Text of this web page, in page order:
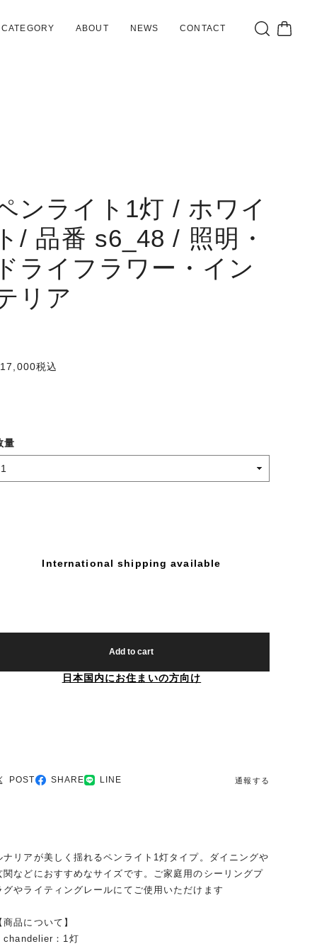
CATEGORY ABOUT NEWS CONTACT
ンライト1灯 / ホワイ
/ 品番 s6_48 / 照明・
ライフラワー・イン
リア
税込
量
International shipping available
Add to cart
日本国内にお住まいの方向け
POST SHARE LINE 通報する
ナリアが美しく揺れるペンライト1灯タイプ。ダイニングや
関などにおすすめなサイズです。ご家庭用のシーリングプ
グやライティングレールにてご使用いただけます
商品について】
chandelier：1灯